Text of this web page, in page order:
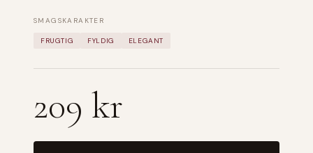
SMAGSKARAKTER
FRUGTIG FYLDIG ELEGANT
209 kr